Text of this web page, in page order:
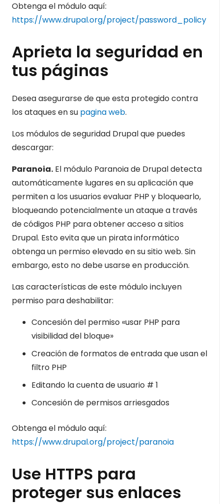
Obtenga el módulo aquí:
https://www.drupal.org/project/password_policy
Aprieta la seguridad en
tus páginas
Desea asegurarse de que esta protegido contra
los ataques en su pagina web.
Los módulos de seguridad Drupal que puedes
descargar:
Paranoia. El módulo Paranoia de Drupal detecta
automáticamente lugares en su aplicación que
permiten a los usuarios evaluar PHP y bloquearlo,
bloqueando potencialmente un ataque a través
de códigos PHP para obtener acceso a sitios
Drupal. Esto evita que un pirata informático
obtenga un permiso elevado en su sitio web. Sin
embargo, esto no debe usarse en producción.
Las características de este módulo incluyen
permiso para deshabilitar:
Concesión del permiso «usar PHP para
visibilidad del bloque»
Creación de formatos de entrada que usan el
filtro PHP
Editando la cuenta de usuario # 1
Concesión de permisos arriesgados
Obtenga el módulo aquí:
https://www.drupal.org/project/paranoia
Use HTTPS para
proteger sus enlaces